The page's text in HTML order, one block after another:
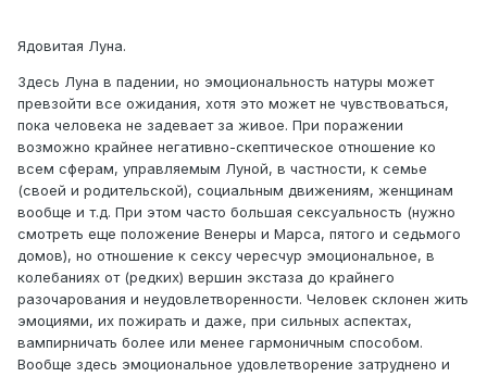
Ядовитая Луна.
Здесь Луна в падении, но эмоциональность натуры может
превзойти все ожидания, хотя это может не чувствоваться,
пока человека не задевает за живое. При поражении
возможно крайнее негативно-скептическое отношение ко
всем сферам, управляемым Луной, в частности, к семье
(своей и родительской), социальным движениям, женщинам
вообще и т.д. При этом часто большая сексуальность (нужно
смотреть еще положение Венеры и Марса, пятого и седьмого
домов), но отношение к сексу чересчур эмоциональное, в
колебаниях от (редких) вершин экстаза до крайнего
разочарования и неудовлетворенности. Человек склонен жить
эмоциями, их пожирать и даже, при сильных аспектах,
вампирничать более или менее гармоничным способом.
Вообще здесь эмоциональное удовлетворение затруднено и